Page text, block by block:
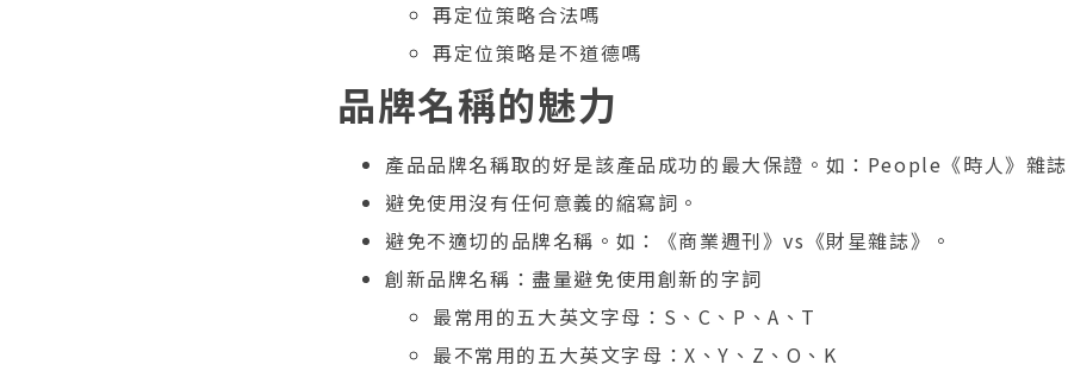
再定位策略合法嗎
再定位策略是不道德嗎
品牌名稱的魅力
產品品牌名稱取的好是該產品成功的最大保證。如：People《時人》雜誌
避免使用沒有任何意義的縮寫詞。
避免不適切的品牌名稱。如：《商業週刊》vs《財星雜誌》。
創新品牌名稱：盡量避免使用創新的字詞
最常用的五大英文字母：S、C、P、A、T
最不常用的五大英文字母：X、Y、Z、O、K